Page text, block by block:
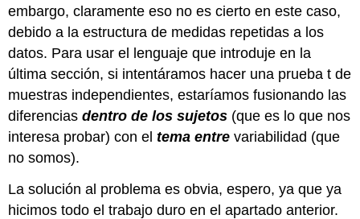
embargo, claramente eso no es cierto en este caso,
debido a la estructura de medidas repetidas a los
datos. Para usar el lenguaje que introduje en la
última sección, si intentáramos hacer una prueba t de
muestras independientes, estaríamos fusionando las
diferenciasdentro de los sujetos (que es lo que nos
interesa probar) con eltema entre variabilidad (que
no somos).
La solución al problema es obvia, espero, ya que ya
hicimos todo el trabajo duro en el apartado anterior.